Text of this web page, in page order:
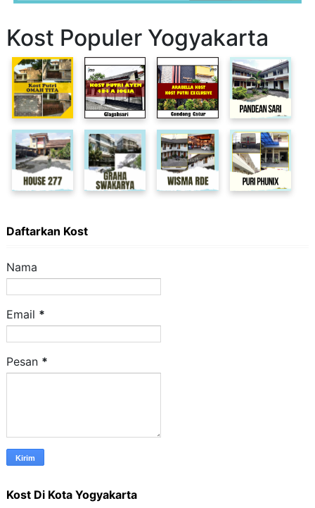
Kost Populer Yogyakarta
Daftarkan Kost
Nama
Email *
Pesan *
Kost Di Kota Yogyakarta